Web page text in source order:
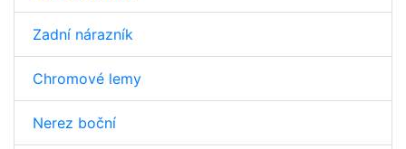
Zadní nárazník
Chromové lemy
Nerez boční